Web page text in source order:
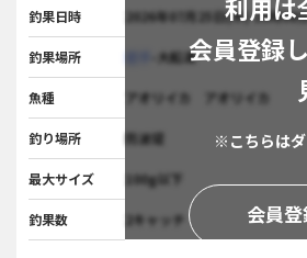
利用は
会員登録
※こちらはダ
会員
釣果日時 2026年07月25日(木) 15時08
釣果場所 -大船渡
魚種 アオリイカ アオリイカ
釣り場所 防波堤
最大サイズ 100g以下
釣果数 2キャッチ